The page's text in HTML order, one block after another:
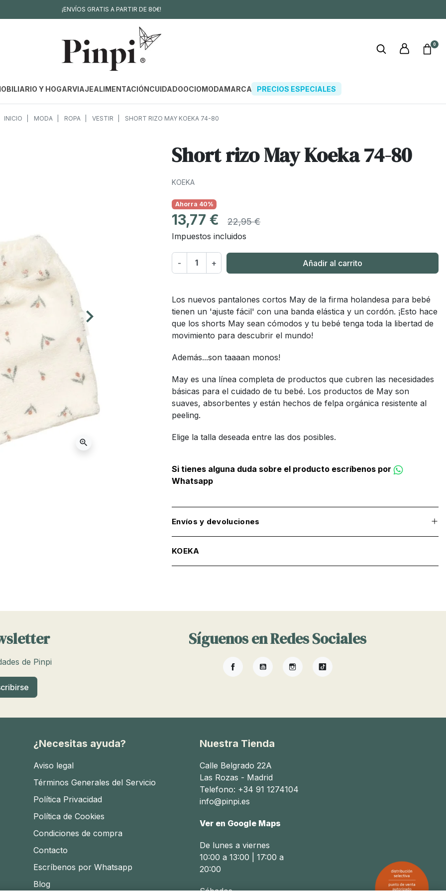
¡ENVÍOS GRATIS A PARTIR DE 80€!
0
Y HOGARVIAJEALIMENTACIÓNCUIDADOOCIOMODAMARCAS PRECIOS ESPECIALES
INICIO MODA ROPA VESTIR SHORT RIZO MAY KOEKA 74-80
Siguiente
keyboard_arrow_right
zoom_in
Short rizo May Koeka 74-80
KOEKA
Ahorra 40%
13,77 € 22,95 €
Impuestos incluidos
- + Añadir al carrito
Los nuevos pantalones cortos May de la firma holandesa para bebé
tienen un 'ajuste fácil' con una banda elástica y un cordón. ¡Esto hace
que los shorts May sean cómodos y tu bebé tenga toda la libertad de
movimiento para descubrir el mundo!
Además...son taaaan monos!
May es una línea completa de productos que cubren las necesidades
básicas para el cuidado de tu bebé. Los productos de May son
suaves, absorbentes y están hechos de felpa orgánica resistente al
peeling.
Elige la talla deseada entre las dos posibles.
Si tienes alguna duda sobre el producto escríbenos por
Whatsapp
Envíos y devoluciones
KOEKA
de Pinpi
Síguenos en Redes Sociales
FacebookYouTubeInstagramTikTok
¿Necesitas ayuda?
Aviso legal
Términos Generales del Servicio
Política Privacidad
Política de Cookies
Condiciones de compra
Contacto
Escríbenos por Whatsapp
Blog
Nuestra Tienda
Calle Belgrado 22A
Las Rozas - Madrid
Telefono: +34 91 1274104
info@pinpi.es
Ver en Google Maps
De lunes a viernes
10:00 a 13:00 | 17:00 a
20:00
Sábados